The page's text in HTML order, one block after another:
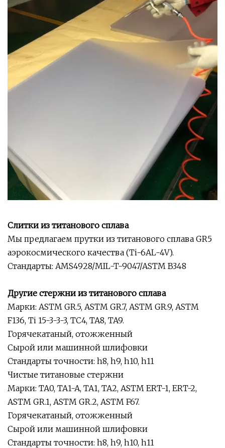
Слитки из титанового сплава
Мы предлагаем прутки из титанового сплава GR5
аэрокосмического качества (Ti-6AL-4V).
Стандарты: AMS4928/MIL-T-9047/ASTM B348
Другие стержни из титанового сплава
Марки: ASTM GR.5, ASTM GR.7, ASTM GR.9, ASTM
F136, Ti 15-3-3-3, TC4, TA8, TA9.
Горячекатаный, отожженный
Сырой или машинной шлифовки
Стандарты точности: h8, h9, h10, h11
Чистые титановые стержни
Марки: TA0, TA1-A, TA1, TA2, ASTM ERT-1, ERT-2,
ASTM GR.1, ASTM GR.2, ASTM F67.
Горячекатаный, отожженный
Сырой или машинной шлифовки
Стандарты точности: h8, h9, h10, h11